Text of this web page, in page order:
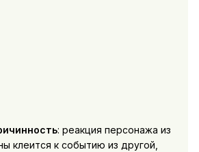
: реакция персонажа из
клеится к событию из другой,